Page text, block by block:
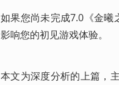
如果您尚未完成7.0《金曦
影响您的初见游戏体验。
本文为深度分析的上篇，